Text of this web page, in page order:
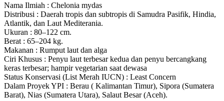
Nama Ilmiah : Chelonia mydas
Distribusi : Daerah tropis dan subtropis di Samudra Pasifik, Hindia,
Atlantik, dan Laut Mediterania.
Ukuran : 80–122 cm.
Berat : 65–204 kg.
Makanan : Rumput laut dan alga
Ciri Khusus : Penyu laut terbesar kedua dan penyu bercangkang
keras terbesar; hampir vegetarian saat dewasa
Status Konservasi (List Merah IUCN) : Least Concern
Dalam Proyek YPI : Berau ( Kalimantan Timur), Sipora (Sumatera
Barat), Nias (Sumatera Utara), Salaut Besar (Aceh).